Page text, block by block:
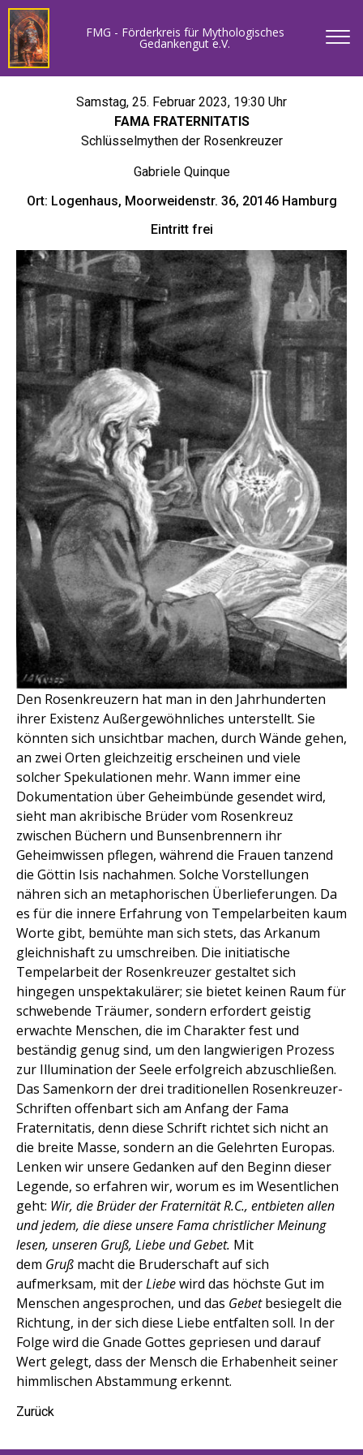
FMG - Förderkreis für Mythologisches
Gedankengut e.V.
Samstag, 25. Februar 2023, 19:30 Uhr
FAMA FRATERNITATIS
Schlüsselmythen der Rosenkreuzer
Gabriele Quinque
Ort: Logenhaus, Moorweidenstr. 36, 20146 Hamburg
Eintritt frei
Den Rosenkreuzern hat man in den Jahrhunderten
ihrer Existenz Außergewöhnliches unterstellt. Sie
könnten sich unsichtbar machen, durch Wände gehen,
an zwei Orten gleichzeitig erscheinen und viele
solcher Spekulationen mehr. Wann immer eine
Dokumentation über Geheimbünde gesendet wird,
sieht man akribische Brüder vom Rosenkreuz
zwischen Büchern und Bunsenbrennern ihr
Geheimwissen pflegen, während die Frauen tanzend
die Göttin Isis nachahmen. Solche Vorstellungen
nähren sich an metaphorischen Überlieferungen. Da
es für die innere Erfahrung von Tempelarbeiten kaum
Worte gibt, bemühte man sich stets, das Arkanum
gleichnishaft zu umschreiben. Die initiatische
Tempelarbeit der Rosenkreuzer gestaltet sich
hingegen unspektakulärer; sie bietet keinen Raum für
schwebende Träumer, sondern erfordert geistig
erwachte Menschen, die im Charakter fest und
beständig genug sind, um den langwierigen Prozess
zur Illumination der Seele erfolgreich abzuschließen.
Das Samenkorn der drei traditionellen Rosenkreuzer-
Schriften offenbart sich am Anfang der Fama
Fraternitatis, denn diese Schrift richtet sich nicht an
die breite Masse, sondern an die Gelehrten Europas.
Lenken wir unsere Gedanken auf den Beginn dieser
Legende, so erfahren wir, worum es im Wesentlichen
geht: Wir, die Brüder der Fraternität R.C., entbieten allen
und jedem, die diese unsere Fama christlicherMeinung
lesen, unseren Gruß, Liebe und Gebet. Mit
dem Gruß macht die Bruderschaft auf sich
aufmerksam, mit derLiebewird das höchste Gut im
Menschen angesprochen, und das Gebetbesiegelt die
Richtung, in der sich diese Liebe entfalten soll. In der
Folge wird die Gnade Gottes gepriesen und darauf
Wert gelegt, dass der Mensch die Erhabenheit seiner
himmlischen Abstammung erkennt.
Zurück